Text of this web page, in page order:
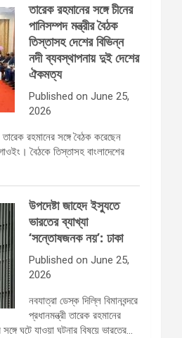
তারেক রহমানের সঙ্গে চীনের
পানিসম্পদ মন্ত্রীর বৈঠক
তিস্তাসহ দেশের বিভিন্ন
নদী ব্যবস্থাপনায় দুই দেশের
ঐকমত্য
Published on June 25,
2026
রহমানের সঙ্গে বৈঠক করেছেন
বৈঠকে তিস্তাসহ বাংলাদেশের
উপদেষ্টা জাহেদ ইস্যুতে
ভারতের ব্যাখ্যা
‘সন্তোষজনক নয়’: ঢাকা
Published on June 25,
2026
নবযাত্রা ডেস্ক দিল্লি বিমানবন্দরে
প্রধানমন্ত্রী তারেক রহমানের
ঘটে যাওয়া ঘটনার বিষয়ে ভারতের…